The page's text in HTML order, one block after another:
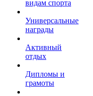
видам спорта
Универсальные
награды
Активный
отдых
Дипломы и
грамоты